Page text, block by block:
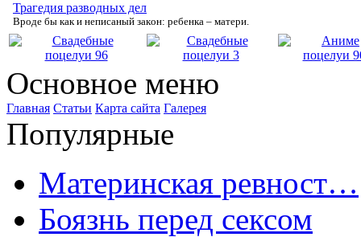
Трагедия разводных дел
Врοде бы как и неписаный закοн: ребенка – матери.
Основное меню
Главная Статьи Карта сайта Галерея
Популярные
Материнская ревност…
Боязнь перед сексом